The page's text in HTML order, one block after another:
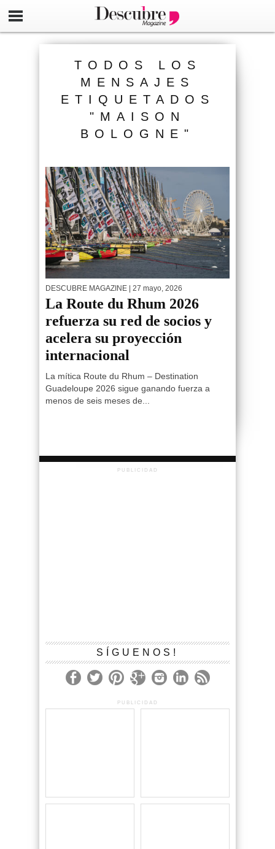
TODOS LOS
MENSAJES
ETIQUETADOS
"MAISON
BOLOGNE"
DESCUBRE MAGAZINE | 27 mayo, 2026
La Route du Rhum 2026
refuerza su red de socios y
acelera su proyección
internacional
La mítica Route du Rhum – Destination
Guadeloupe 2026 sigue ganando fuerza a
menos de seis meses de...
PUBLICIDAD
SÍGUENOS!
PUBLICIDAD